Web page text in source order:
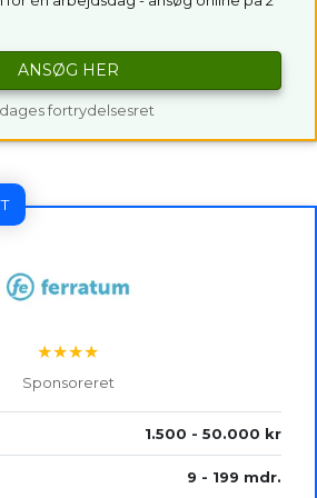
ANSØG HER
dages fortrydelsesret
★★★★
Sponsoreret
1.500 - 50.000 kr
9 - 199 mdr.